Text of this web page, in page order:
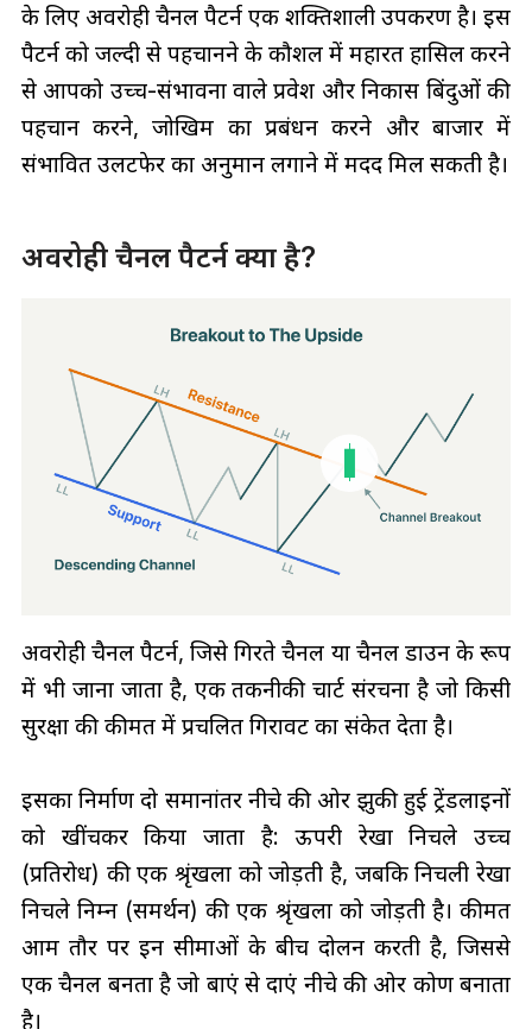
के लिए अवरोही चैनल पैटर्न एक शक्तिशाली उपकरण है। इस
पैटर्न को जल्दी से पहचानने के कौशल में महारत हासिल करने
से आपको उच्च-संभावना वाले प्रवेश और निकास बिंदुओं की
पहचान करने, जोखिम का प्रबंधन करने और बाजार में
संभावित उलटफेर का अनुमान लगाने में मदद मिल सकती है।
अवरोही चैनल पैटर्न क्या है?
अवरोही चैनल पैटर्न, जिसे गिरते चैनल या चैनल डाउन के रूप
में भी जाना जाता है, एक तकनीकी चार्ट संरचना है जो किसी
सुरक्षा की कीमत में प्रचलित गिरावट का संकेत देता है।
इसका निर्माण दो समानांतर नीचे की ओर झुकी हुई ट्रेंडलाइनों
को खींचकर किया जाता है: ऊपरी रेखा निचले उच्च
(प्रतिरोध) की एक श्रृंखला को जोड़ती है, जबकि निचली रेखा
निचले निम्न (समर्थन) की एक श्रृंखला को जोड़ती है। कीमत
आम तौर पर इन सीमाओं के बीच दोलन करती है, जिससे
एक चैनल बनता है जो बाएं से दाएं नीचे की ओर कोण बनाता
है।